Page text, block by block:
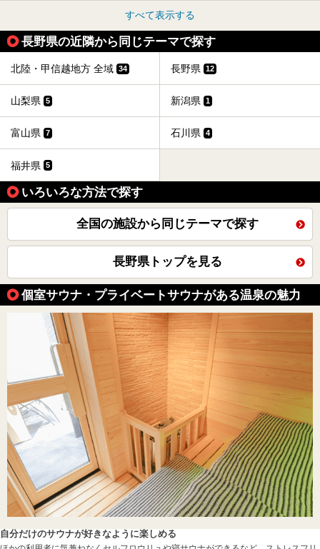
すべて表示する
長野県の近隣から同じテーマで探す
北陸・甲信越地方 全域 34 長野県 12
山梨県 5 新潟県 1
富山県 7 石川県 4
福井県 5
いろいろな方法で探す
全国の施設から同じテーマで探す
長野県トップを見る
個室サウナ・プライベートサウナがある温泉の魅力
自分だけのサウナが好きなように楽しめる